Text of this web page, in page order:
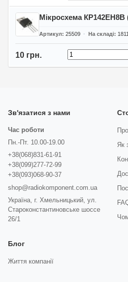
Мікросхема КР142ЕН8В
Артикул 25509 На складі 1811
10 грн.
Зв'язатися з нами
Час роботи
Пн.-Пт. 10.00-19.00
+38(068)831-61-91
+38(099)277-72-99
+38(093)068-90-37
shop@radiokomponent.com.ua
Україна, г. Хмельницький, ул.
Староконстантиновське шоссе
26/1
Як
Блог
Життя компанії